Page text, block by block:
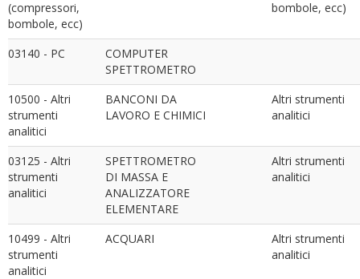
(compressori,
bombole, ecc)
bombole, ecc)
03140 - PC
COMPUTER
SPETTROMETRO
10500 - Altri
strumenti
analitici
BANCONI DA
LAVORO E CHIMICI
Altri strumenti
analitici
03125 - Altri
strumenti
analitici
SPETTROMETRO
DI MASSA E
ANALIZZATORE
ELEMENTARE
Altri strumenti
analitici
10499 - Altri
strumenti
analitici
ACQUARI
Altri strumenti
analitici